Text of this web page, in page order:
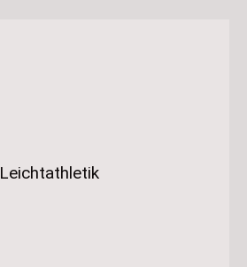
Leichtathletik